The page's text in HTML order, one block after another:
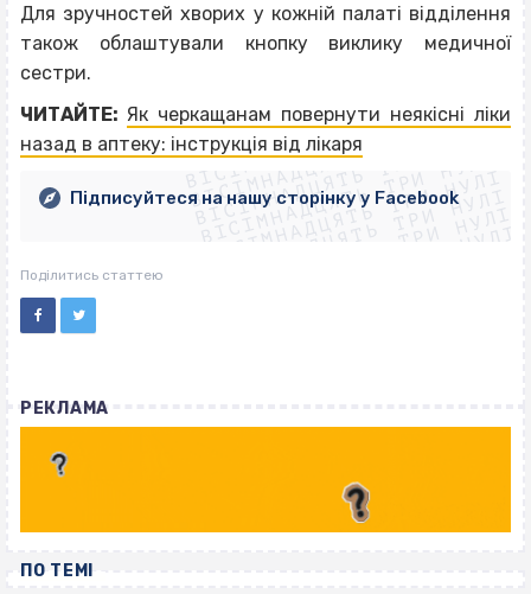
Для зручностей хворих у кожній палаті відділення
також облаштували кнопку виклику медичної
сестри.
ЧИТАЙТЕ: Як черкащанам повернути неякісні ліки
назад в аптеку: інструкція від лікаря
ВІСІМНАДЦЯТЬ ТРИ НУЛІ
ВІСІМНАДЦЯТЬ ТРИ НУЛІ
ВІСІМНАДЦЯТЬ ТРИ НУЛІ
ВІСІМНАДЦЯТЬ ТРИ НУЛІ
ВІСІМНАДЦЯТЬ ТРИ НУЛІ
ВІСІМНАДЦЯТЬ ТРИ НУЛІ
ВІСІМНАДЦЯТЬ ТРИ НУЛІ
ВІСІМНАДЦЯТЬ ТРИ НУЛІ
Підписуйтеся на нашу сторінку у Facebook
Поділитись статтею
РЕКЛАМА
ПО ТЕМІ